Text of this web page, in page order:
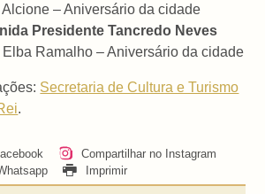
Alcione – Aniversário da cidade
Presidente Tancredo Neves
Elba Ramalho – Aniversário da cidade
Secretaria de Cultura e Turismo
.
Compartilhar no Instagram
Imprimir